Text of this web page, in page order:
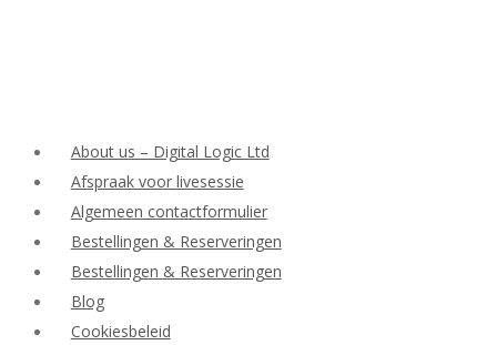
About us – Digital Logic Ltd
Afspraak voor livesessie
Algemeen contactformulier
Bestellingen & Reserveringen
Bestellingen & Reserveringen
Blog
Cookiesbeleid